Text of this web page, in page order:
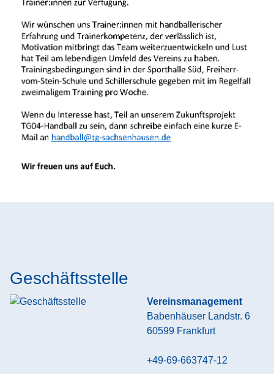
Geschäftsstelle
Vereinsmanagement
Babenhäuser Landstr. 6
60599 Frankfurt
+49-69-663747-12